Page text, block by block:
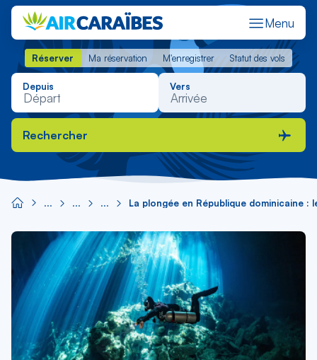
Menu
Réserver Ma réservation M'enregistrer Statut des vols
Réserver Ma réservation M'enregistrer Statut des vols
Depuis Vers
Rechercher
La plongée en République dominicaine
Image
principale